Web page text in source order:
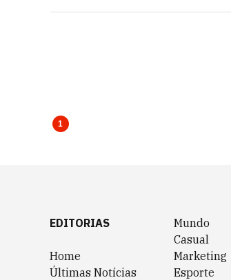
1
EDITORIAS
Home
Últimas Notícias
Mundo
Casual
Marketing
Esporte